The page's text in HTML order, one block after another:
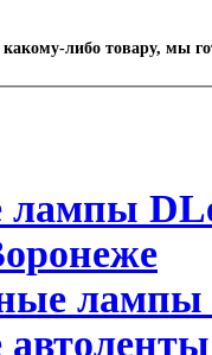
какому-либо товару, мы